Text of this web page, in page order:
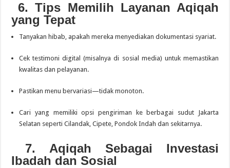
6. Tips Memilih Layanan Aqiqah
yang Tepat
Tanyakan hibab, apakah mereka menyediakan dokumentasi syariat.
Cek testimoni digital (misalnya di sosial media) untuk memastikan
kwalitas dan pelayanan.
Pastikan menu bervariasi—tidak monoton.
Cari yang memiliki opsi pengiriman ke berbagai sudut Jakarta
Selatan seperti Cilandak, Cipete, Pondok Indah dan sekitarnya.
7. Aqiqah Sebagai Investasi
Ibadah dan Sosial